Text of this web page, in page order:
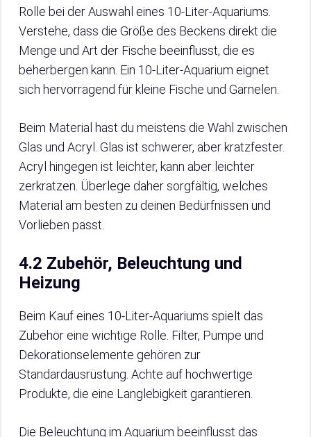
Rolle bei der Auswahl eines 10-Liter-Aquariums.
Verstehe, dass die Größe des Beckens direkt die
Menge und Art der Fische beeinflusst, die es
beherbergen kann. Ein 10-Liter-Aquarium eignet
sich hervorragend für kleine Fische und Garnelen.
Beim Material hast du meistens die Wahl zwischen
Glas und Acryl. Glas ist schwerer, aber kratzfester.
Acryl hingegen ist leichter, kann aber leichter
zerkratzen. Überlege daher sorgfältig, welches
Material am besten zu deinen Bedürfnissen und
Vorlieben passt.
4.2 Zubehör, Beleuchtung und
Heizung
Beim Kauf eines 10-Liter-Aquariums spielt das
Zubehör eine wichtige Rolle. Filter, Pumpe und
Dekorationselemente gehören zur
Standardausrüstung. Achte auf hochwertige
Produkte, die eine Langlebigkeit garantieren.
Die Beleuchtung im Aquarium beeinflusst das